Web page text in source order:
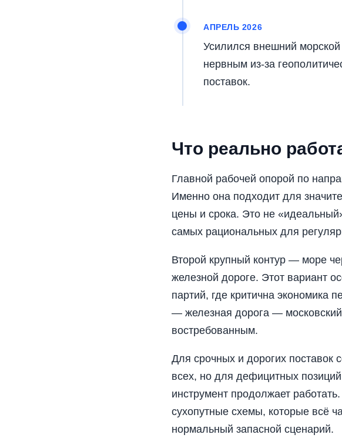
АПРЕЛЬ 2026
Усилился внешний
нервным из-за
поставок.
Что реально
Главной рабочей опорой по
Именно она подходит для
цены и срока. Это не
самых рациональных для
Второй крупный контур — море
железной дороге. Этот вариант
партий, где критична экономика
— железная дорога —
востребованным.
Для срочных и дорогих поставок
всех, но для дефицитных
инструмент продолжает
сухопутные схемы, которые всё
нормальный запасной сценарий.